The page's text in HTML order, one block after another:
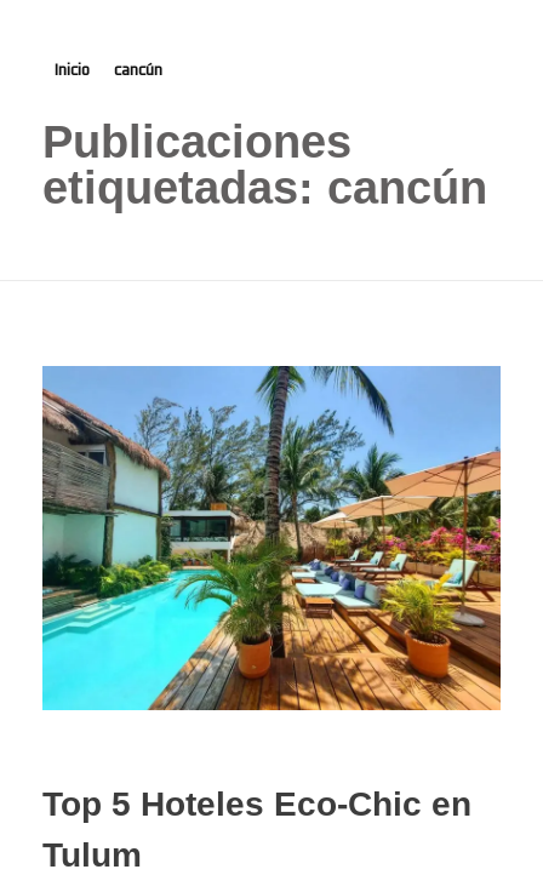
Inicio cancún
Publicaciones
etiquetadas: cancún
Top 5 Hoteles Eco-Chic en
Tulum